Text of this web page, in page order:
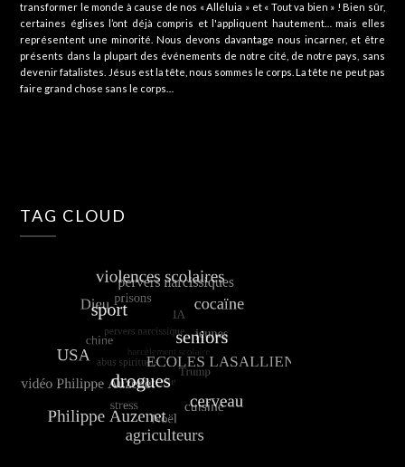
transformer le monde à cause de nos « Alléluia » et « Tout va bien » ! Bien sûr,
certaines églises l’ont déjà compris et l'appliquent hautement… mais elles
représentent une minorité. Nous devons davantage nous incarner, et être
présents dans la plupart des événements de notre cité, de notre pays, sans
devenir fatalistes. Jésus est la tête, nous sommes le corps. La tête ne peut pas
faire grand chose sans le corps…
TAG CLOUD